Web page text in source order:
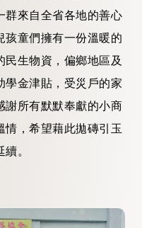
群來自全省各地的善心
孩童們擁有一份溫暖的
生物資，偏鄉地區及
學金津貼，受災戶的家
謝所有默默奉獻的小商
，希望藉此拋磚引玉
。